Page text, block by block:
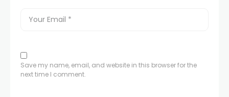
Save my name, email, and website in this browser for the
next time I comment.